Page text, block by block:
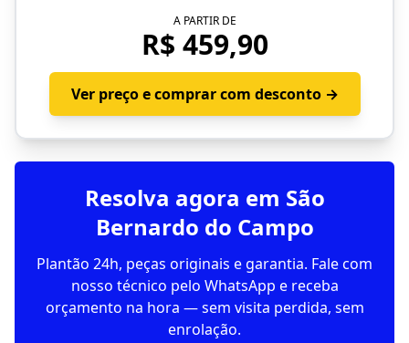
A PARTIR DE
R$ 459,90
Ver preço e comprar com desconto →
Resolva agora em São
Bernardo do Campo
Plantão 24h, peças originais e garantia. Fale com
nosso técnico pelo WhatsApp e receba
orçamento na hora — sem visita perdida, sem
enrolação.